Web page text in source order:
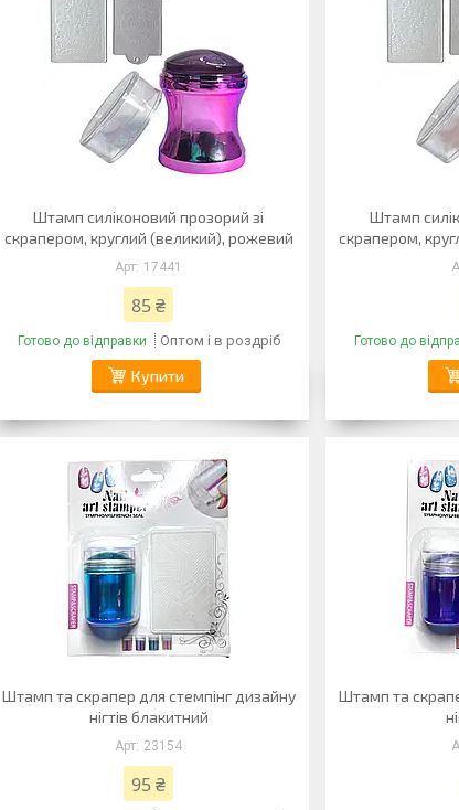
Штамп силіконовий прозорий зі
скрапером, круглий (великий), рожевий
17441
85 ₴
Готово до відправки Оптом і в роздріб
Купити
Штамп
скрапером,
Готово до
Штамп та скрапер для стемпінг дизайну
нігтів блакитний
23154
95 ₴
Штамп та